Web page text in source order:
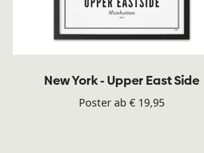
New York - Upper East Side
Poster ab € 19,95